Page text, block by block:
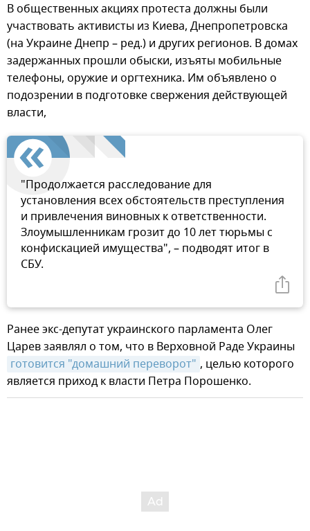
В общественных акциях протеста должны были
участвовать активисты из Киева, Днепропетровска
(на Украине Днепр – ред.) и других регионов. В домах
задержанных прошли обыски, изъяты мобильные
телефоны, оружие и оргтехника. Им объявлено о
подозрении в подготовке свержения действующей
власти,
"Продолжается расследование для
установления всех обстоятельств преступления
и привлечения виновных к ответственности.
Злоумышленникам грозит до 10 лет тюрьмы с
конфискацией имущества", – подводят итог в
СБУ.
Ранее экс-депутат украинского парламента Олег
Царев заявлял о том, что в Верховной Раде Украины
готовится "домашний переворот" , целью которого
является приход к власти Петра Порошенко.